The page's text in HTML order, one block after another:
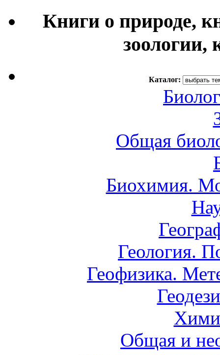
Книги о природе,
зоологии,
Каталог:
Общая
Биохимия.
Геология.
Геофизика.
Общая и